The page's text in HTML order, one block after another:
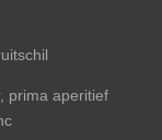
prima aperitief